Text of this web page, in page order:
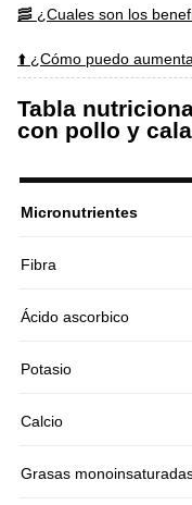
🥓 ¿Cuales son los
⬆️ ¿Cómo puedo
Tabla
con pollo y
Micronutrientes
Fibra
Ácido ascorbico
Potasio
Calcio
Grasas